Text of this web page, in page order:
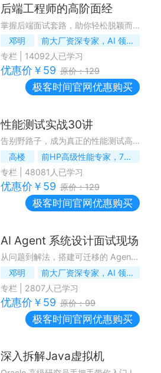
后端工程师的高阶面经
掌握后端面试套路，助你轻松脱颖而出
邓明
前大厂资深专家，AI 领域连续创业者
专栏
14092 人已学习
优惠价￥ 59 原价：129
极客时间官网优惠购买
性能测试实战30讲
告别野路子，成为真正的性能测试高手
高楼
前HP高级性能专家，7DGroup创始人
专栏
48081 人已学习
优惠价￥ 59 原价：129
极客时间官网优惠购买
AI Agent 系统设计面试现场
从问题到解法，搭建可迁移的 Agent 面试作战地图
邓明
前大厂资深专家，AI 领域连续创业者
专栏
2807人已学习
优惠价￥ 59 原价：99
极客时间官网优惠购买
深入拆解Java虚拟机